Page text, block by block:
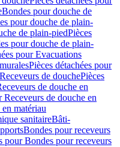
Bondes pour douche de
pour douche de plain-
de plain-piedPièces
pour douche de plain-
pour Evacuations
Pièces détachées pour
Receveurs de douchePièces
de douche en
Receveurs de douche en
matériau
sanitaireBâti-
Bondes pour receveurs
pour Bondes pour receveurs